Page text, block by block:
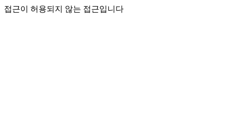
접근이 허용되지 않는 접근입니다